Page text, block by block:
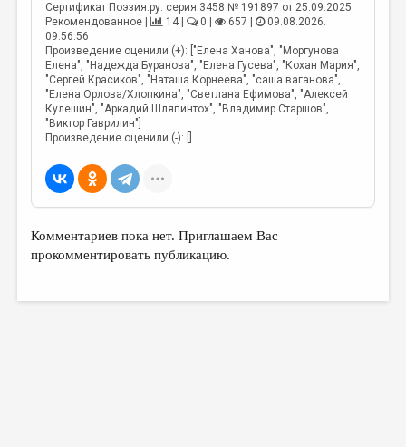
ОТ РЕДАКЦИИ
МАЛАЯ ПРОЗА
ЭССЕИСТИКА
ЛИТЕРАТУРОВЕДЕНИЕ
КУЛЬТУРОВЕДЕНИЕ
ПУБЛИЦИСТИКА
РЕЦЕНЗИРОВАНИЕ
ЦИКЛЫ ПУБЛИКАЦИЙ
МЕДИА
Сертификат Поэзия.ру: серия 3458 № 191897 от 25.09.2025
Рекомендованное |
14 | 0 | 657 |
09.08.2026.
09:56:56
Произведение оценили (+): ["Елена Ханова", "Моргунова
Елена", "Надежда Буранова", "Елена Гусева", "Кохан Мария",
"Сергей Красиков", "Наташа Корнеева", "саша ваганова",
"Елена Орлова/Хлопкина", "Светлана Ефимова", "Алексей
Кулешин", "Аркадий Шляпинтох", "Владимир Старшов",
"Виктор Гаврилин"]
Произведение оценили (-): []
Комментариев пока нет. Приглашаем Вас
прокомментировать публикацию.